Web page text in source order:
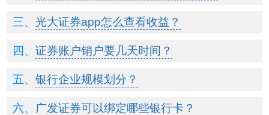
光大证券app怎么查看收益？
证券账户销户要几天时间？
银行企业规模划分？
广发证券可以绑定哪些银行卡？